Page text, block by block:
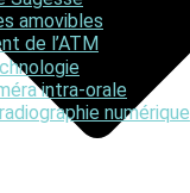
amovibles
de l’ATM
intra-orale
numérique